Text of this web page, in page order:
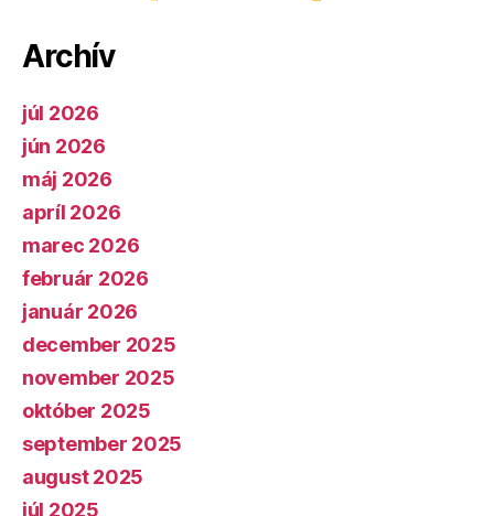
Archív
júl 2026
jún 2026
máj 2026
apríl 2026
marec 2026
február 2026
január 2026
december 2025
november 2025
október 2025
september 2025
august 2025
júl 2025